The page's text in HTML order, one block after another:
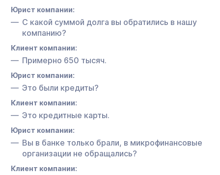
Юрист компании:
С какой суммой долга вы обратились в нашу
компанию?
Клиент компании:
Примерно 650 тысяч.
Юрист компании:
Это были кредиты?
Клиент компании:
Это кредитные карты.
Юрист компании:
Вы в банке только брали, в микрофинансовые
организации не обращались?
Клиент компании: